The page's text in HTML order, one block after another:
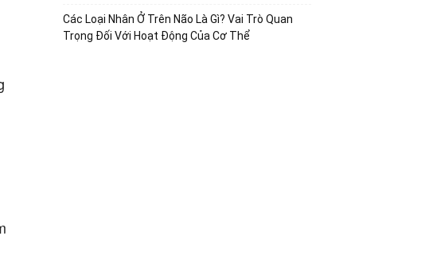
Các Loại Nhân Ở Trên Não Là Gì? Vai Trò Quan
Trọng Đối Với Hoạt Động Của Cơ Thể